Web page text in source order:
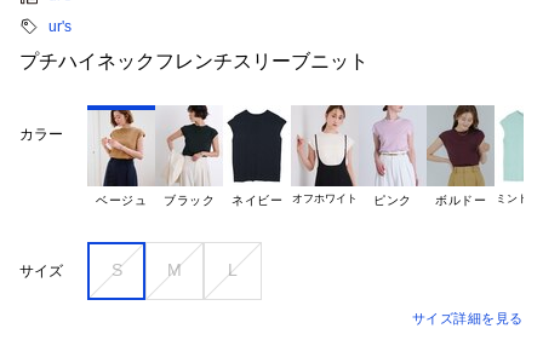
ur's
プチハイネックフレンチスリーブニット
カラー
ベージュ ブラック ネイビー オフホワイト ピンク ボルドー
ミントグ
サイズ S M L
サイズ詳細を見る